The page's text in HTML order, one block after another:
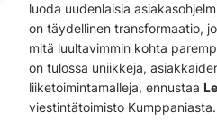
luoda uudenlaisia
on täydellinen transformaatio,
mitä luultavimmin kohta
on tulossa uniikkeja,
liiketoimintamalleja, ennustaa
viestintätoimisto Kumppaniasta.